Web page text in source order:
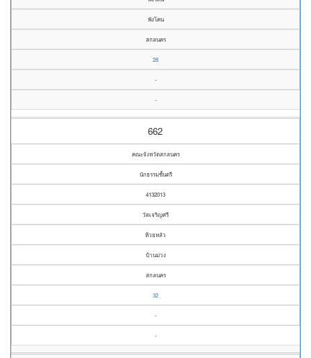
พังโคน
สกลนคร
28
-
-
662
คณะจังหวัดสกลนคร
นักธรรมชั้นตรี
4132013
วัดเจริญศรี
ห้วยหลัว
บ้านม่วง
สกลนคร
32
-
-